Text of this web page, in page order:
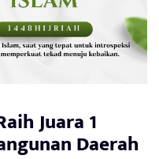
Juara 1
Daerah